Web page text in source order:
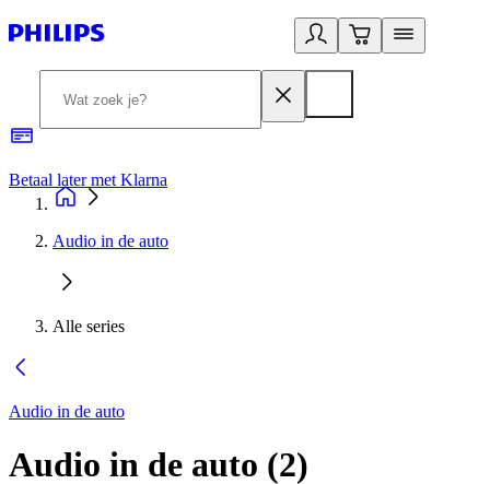
Betaal later met Klarna
Audio in de auto
Alle series
Audio in de auto
Audio in de auto (2)